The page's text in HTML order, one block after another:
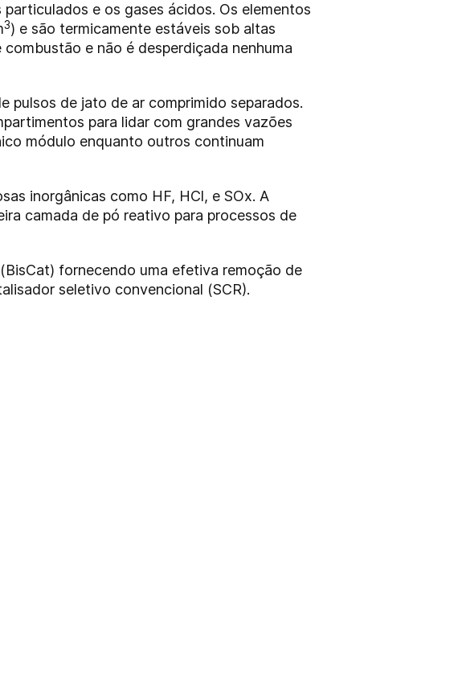
e os gases ácidos. Os elementos
3) e são termicamente estáveis sob altas
e não é desperdiçada nenhuma
pulsos de jato de ar comprimido separados.
para lidar com grandes vazões
módulo enquanto outros continuam
inorgânicas como HF, HCl, e SOx. A
camada de pó reativo para processos de
fornecendo uma efetiva remoção de
seletivo convencional (SCR).